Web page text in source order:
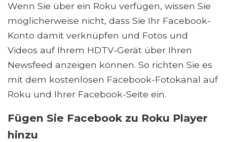
Wenn Sie über ein Roku verfügen, wissen Sie
möglicherweise nicht, dass Sie Ihr Facebook-
Konto damit verknüpfen und Fotos und
Videos auf Ihrem HDTV-Gerät über Ihren
Newsfeed anzeigen können. So richten Sie es
mit dem kostenlosen Facebook-Fotokanal auf
Roku und Ihrer Facebook-Seite ein.
Fügen Sie Facebook zu Roku Player
hinzu